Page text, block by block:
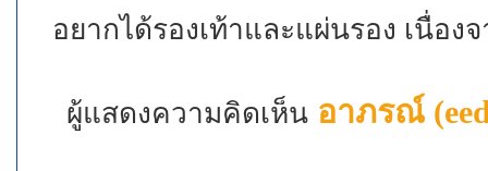
อยากได้รองเท้าและแผ่นรอง เนื่อง
ผู้แสดงความคิดเห็น อาภรณ์